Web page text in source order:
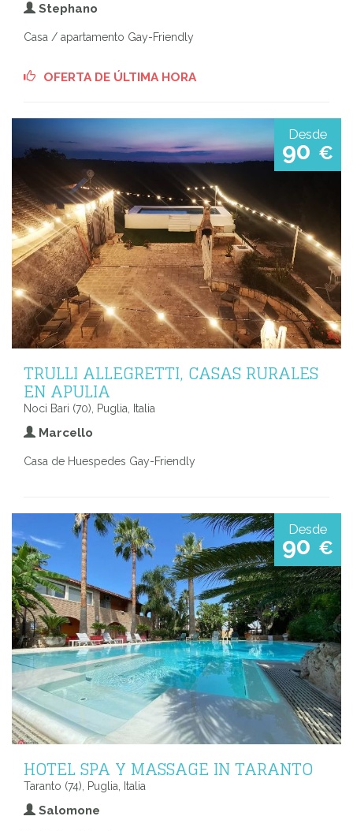
Stephano
Casa / apartamento Gay-Friendly
OFERTA DE ÚLTIMA HORA
Desde
90 €
TRULLI ALLEGRETTI, CASAS RURALES
EN APULIA
Noci Bari (70), Puglia, Italia
Marcello
Casa de Huespedes Gay-Friendly
Desde
90 €
HOTEL SPA Y MASSAGE IN TARANTO
Taranto (74), Puglia, Italia
Salomone